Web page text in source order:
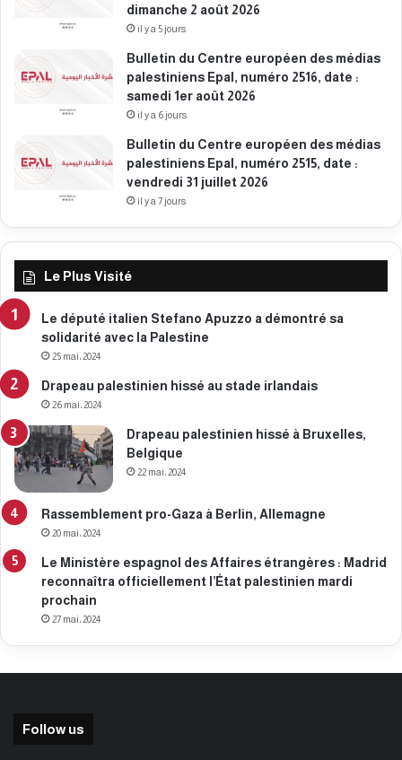
dimanche 2 août 2026
il y a 5 jours
Bulletin du Centre européen des médias
palestiniens Epal, numéro 2516, date :
samedi 1er août 2026
il y a 6 jours
Bulletin du Centre européen des médias
palestiniens Epal, numéro 2515, date :
vendredi 31 juillet 2026
il y a 7 jours
Le Plus Visité
Le député italien Stefano Apuzzo a démontré sa
solidarité avec la Palestine
25 mai، 2024
Drapeau palestinien hissé au stade irlandais
26 mai، 2024
Drapeau palestinien hissé à Bruxelles,
Belgique
22 mai، 2024
Rassemblement pro-Gaza à Berlin, Allemagne
20 mai، 2024
Le Ministère espagnol des Affaires étrangères : Madrid
reconnaîtra officiellement l’État palestinien mardi
prochain
27 mai، 2024
Follow us